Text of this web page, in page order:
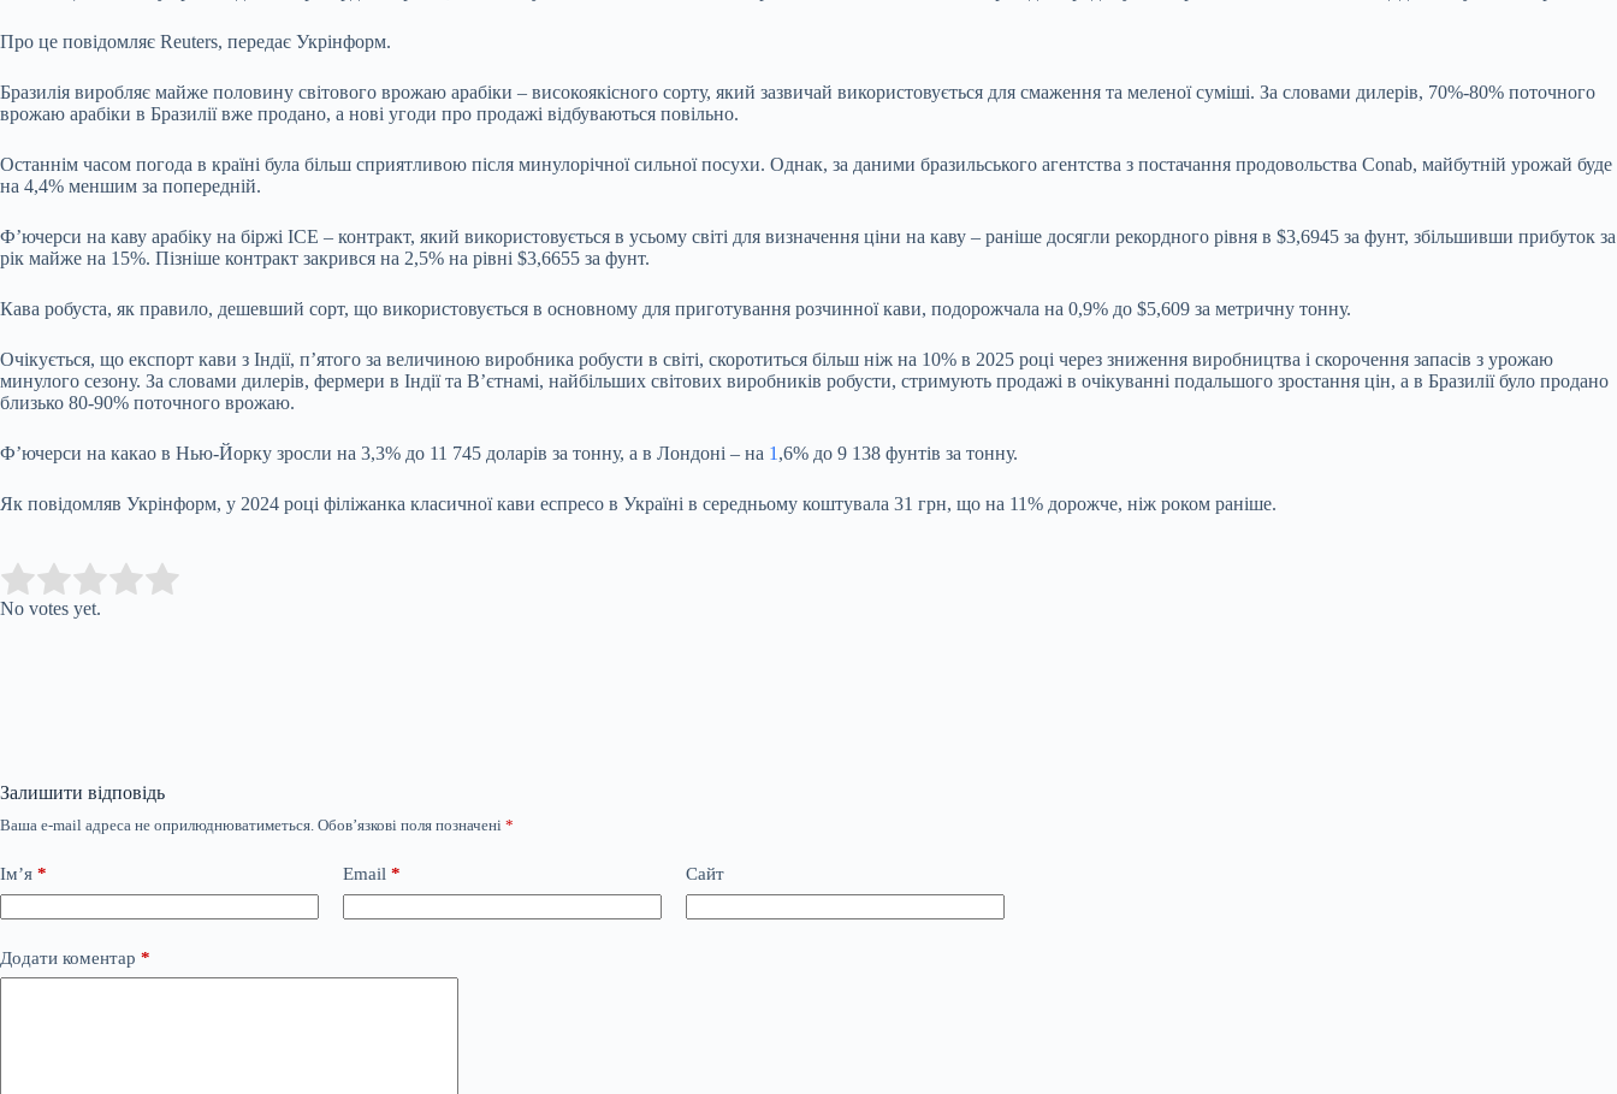
Про це повідомляє Reuters, передає Укрінформ.
Бразилія виробляє майже половину світового врожаю арабіки – високоякісного сорту, який зазвичай використовується для смаження та меленої суміші. За словами дилерів, 70%-80% поточного
врожаю арабіки в Бразилії вже продано, а нові угоди про продажі відбуваються повільно.
Останнім часом погода в країні була більш сприятливою після минулорічної сильної посухи. Однак, за даними бразильського агентства з постачання продовольства Conab, майбутній урожай буде
на 4,4% меншим за попередній.
Ф’ючерси на каву арабіку на біржі ICE – контракт, який використовується в усьому світі для визначення ціни на каву – раніше досягли рекордного рівня в $3,6945 за фунт, збільшивши прибуток за
рік майже на 15%. Пізніше контракт закрився на 2,5% на рівні $3,6655 за фунт.
Кава робуста, як правило, дешевший сорт, що використовується в основному для приготування розчинної кави, подорожчала на 0,9% до $5,609 за метричну тонну.
Очікується, що експорт кави з Індії, п’ятого за величиною виробника робусти в світі, скоротиться більш ніж на 10% в 2025 році через зниження виробництва і скорочення запасів з урожаю
минулого сезону. За словами дилерів, фермери в Індії та В’єтнамі, найбільших світових виробників робусти, стримують продажі в очікуванні подальшого зростання цін, а в Бразилії було продано
близько 80-90% поточного врожаю.
Ф’ючерси на какао в Нью-Йорку зросли на 3,3% до 11 745 доларів за тонну, а в Лондоні – на 1 ,6% до 9 138 фунтів за тонну.
Як повідомляв Укрінформ, у 2024 році філіжанка класичної кави еспресо в Україні в середньому коштувала 31 грн, що на 11% дорожче, ніж роком раніше.
Rate this item:
No votes yet.
Залишити відповідь
Ваша e-mail адреса не оприлюднюватиметься. Обов’язкові поля позначені *
Ім’я * Email * Сайт
Додати коментар *